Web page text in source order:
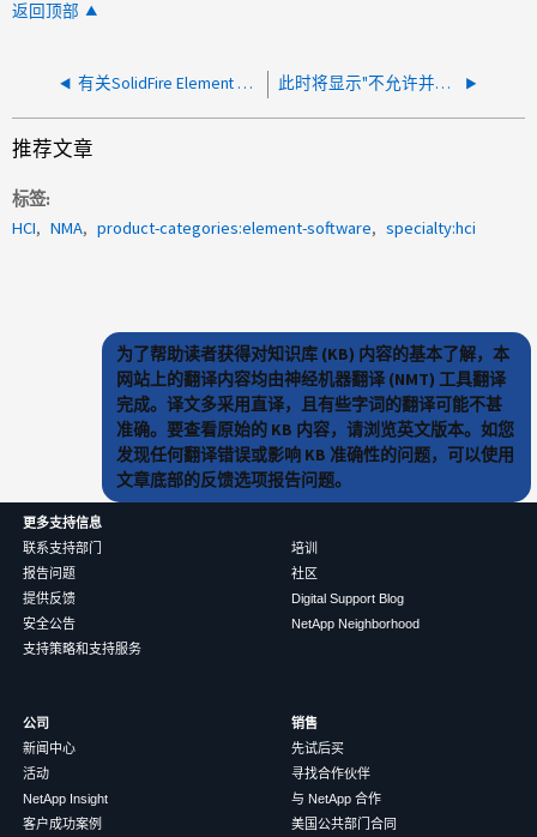
返回顶部
有关SolidFire Element OS升级的常见问题 此时将显示"不允许并发创建捆绑包"、因此无法收集支持包
推荐文章
标签
HCI
NMA product-categories:element-software specialty:hci
为了帮助读者获得对知识库 (KB) 内容的基本了解，本
网站上的翻译内容均由神经机器翻译 (NMT) 工具翻译
完成。译文多采用直译，且有些字词的翻译可能不甚
准确。要查看原始的 KB 内容，请浏览英文版本。如您
发现任何翻译错误或影响 KB 准确性的问题，可以使用
文章底部的反馈选项报告问题。
更多支持信息
联系支持部门
报告问题
提供反馈
安全公告
支持策略和支持服务
培训
社区
Digital Support Blog
NetApp Neighborhood
公司
新闻中心
活动
NetApp Insight
客户成功案例
销售
先试后买
寻找合作伙伴
与 NetApp 合作
美国公共部门合同